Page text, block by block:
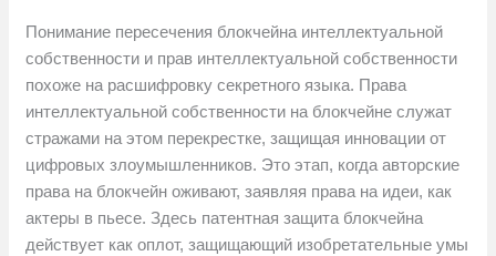
Понимание пересечения блокчейна интеллектуальной
собственности и прав интеллектуальной собственности
похоже на расшифровку секретного языка. Права
интеллектуальной собственности на блокчейне служат
стражами на этом перекрестке, защищая инновации от
цифровых злоумышленников. Это этап, когда авторские
права на блокчейн оживают, заявляя права на идеи, как
актеры в пьесе. Здесь патентная защита блокчейна
действует как оплот, защищающий изобретательные умы